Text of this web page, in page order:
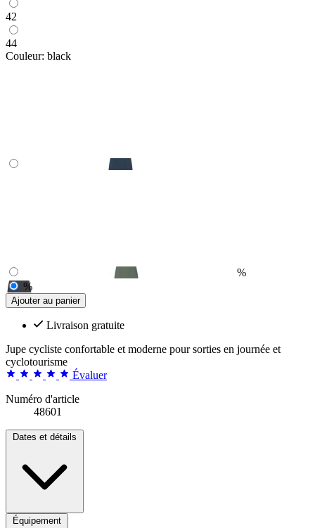
42
44
Couleur: black
%
%
Ajouter au panier
Livraison gratuite
Jupe cycliste confortable et moderne pour sorties en journée et
cyclotourisme
Évaluer
Numéro d'article
48601
Dates et détails
Équipement